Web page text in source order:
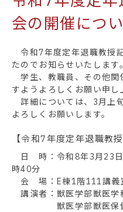
会の開催につ
令和7年度定年退職教授
たのでお知らせいたします。
学生、教職員、その他関
すようよろしくお願い申し
詳細については、3月上
よろしくお願いします。
【令和7年度定年退職教
日 時：令和8年3月23日
時40分
会 場：E棟1階111講義
講演者：獣医学部
獣医学部獣医保健